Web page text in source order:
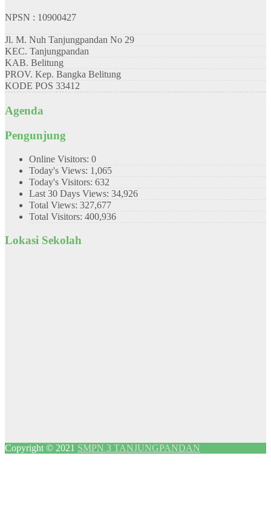
NPSN : 10900427
Jl. M. Nuh Tanjungpandan No 29
KEC. Tanjungpandan
KAB. Belitung
PROV. Kep. Bangka Belitung
KODE POS 33412
Agenda
Pengunjung
Online Visitors: 0
Today's Views: 1,065
Today's Visitors: 632
Last 30 Days Views: 34,926
Total Views: 327,677
Total Visitors: 400,936
Lokasi Sekolah
Copyright © 2021 SMPN 3 TANJUNGPANDAN